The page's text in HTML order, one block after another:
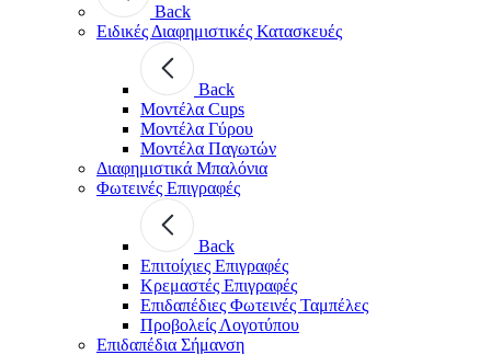
Back
Ειδικές Διαφημιστικές Κατασκευές
Back
Μοντέλα Cups
Μοντέλα Γύρου
Μοντέλα Παγωτών
Διαφημιστικά Μπαλόνια
Φωτεινές Επιγραφές
Back
Επιτοίχιες Επιγραφές
Κρεμαστές Επιγραφές
Επιδαπέδιες Φωτεινές Ταμπέλες
Προβολείς Λογοτύπου
Επιδαπέδια Σήμανση